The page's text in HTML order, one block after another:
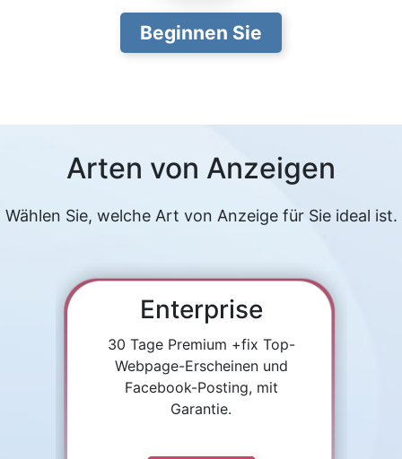
Beginnen Sie
Arten von Anzeigen
Wählen Sie, welche Art von Anzeige für Sie ideal ist.
Enterprise
30 Tage Premium +fix Top-
Webpage-Erscheinen und
Facebook-Posting, mit
Garantie.